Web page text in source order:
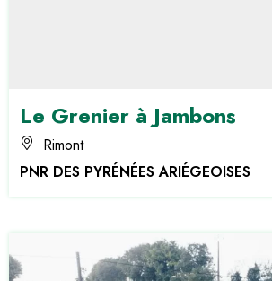
Le Grenier à Jambons
Rimont
PNR DES PYRÉNÉES ARIÉGEOISES